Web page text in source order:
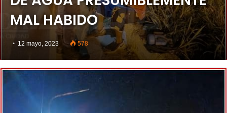
MAL HABIDO
12 mayo, 2023 578